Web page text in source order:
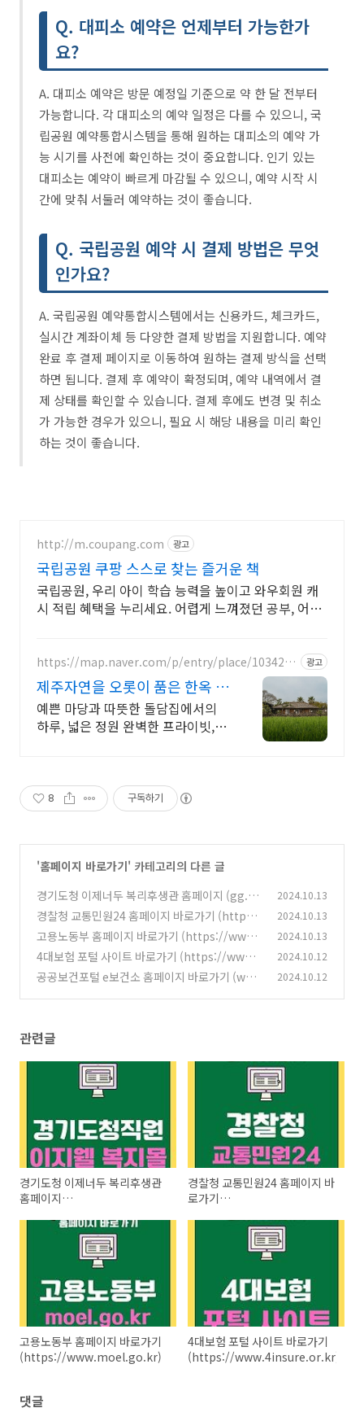
Q. 대피소 예약은 언제부터 가능한가
요?
A. 대피소 예약은 방문 예정일 기준으로 약 한 달 전부터
가능합니다. 각 대피소의 예약 일정은 다를 수 있으니, 국
립공원 예약통합시스템을 통해 원하는 대피소의 예약 가
능 시기를 사전에 확인하는 것이 중요합니다. 인기 있는
대피소는 예약이 빠르게 마감될 수 있으니, 예약 시작 시
간에 맞춰 서둘러 예약하는 것이 좋습니다.
Q. 국립공원 예약 시 결제 방법은 무엇
인가요?
A. 국립공원 예약통합시스템에서는 신용카드, 체크카드,
실시간 계좌이체 등 다양한 결제 방법을 지원합니다. 예약
완료 후 결제 페이지로 이동하여 원하는 결제 방식을 선택
하면 됩니다. 결제 후 예약이 확정되며, 예약 내역에서 결
제 상태를 확인할 수 있습니다. 결제 후에도 변경 및 취소
가 가능한 경우가 있으니, 필요 시 해당 내용을 미리 확인
하는 것이 좋습니다.
http://m.coupang.com 광고
국립공원 쿠팡 스스로 찾는 즐거운 책
국립공원, 우리 아이 학습 능력을 높이고 와우회원 캐
시 적립 혜택을 누리세요. 어렵게 느껴졌던 공부, 어린
https://map.naver.com/p/entry/place/1034285
광고
제주자연을 오롯이 품은 한옥 대
가족형 감성돌집 8인까지
예쁜 마당과 따뜻한 돌담집에서의
하루, 넓은 정원 완벽한 프라이빗, 돌
8 구독하기
'홈페이지 바로가기' 카테고리의 다른 글
경기도청 이제너두 복리후생관 홈페이지 (gg.be
necafe.co.kr)
(1)
2024.10.13
경찰청 교통민원24 홈페이지 바로가기 (http
s://www.efine.go.kr)
(1)
2024.10.13
고용노동부 홈페이지 바로가기 (https://www.
moel.go.kr)
(6)
2024.10.13
4대보험 포털 사이트 바로가기 (https://www.
4insure.or.kr) (4)
2024.10.12
공공보건포털 e보건소 홈페이지 바로가기 (ww
2024.10.12
관련글
경기도청 이제너두 복리후생관
홈페이지
경찰청 교통민원24 홈페이지 바
로가기
고용노동부 홈페이지 바로가기
(https://www.moel.go.kr)
4대보험 포털 사이트 바로가기
(https://www.4insure.or.kr)
댓글